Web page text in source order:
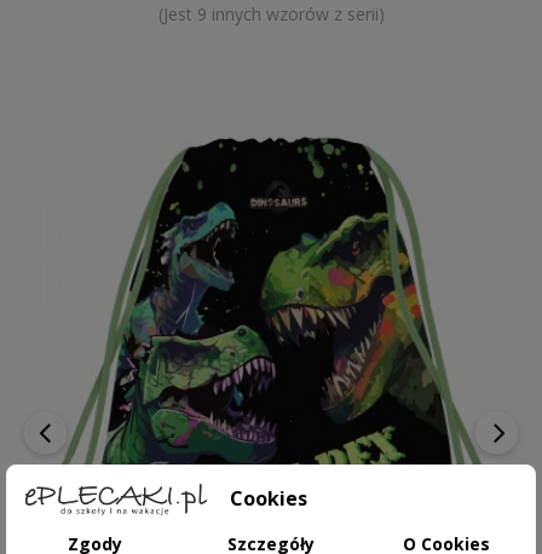
(Jest 9 innych wzorów z serii)
‹ ›
Cookies
Zgody Szczegóły O Cookies